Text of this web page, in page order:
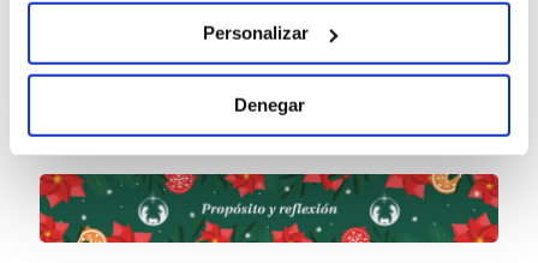
Personalizar
Denegar